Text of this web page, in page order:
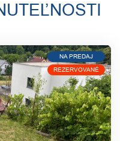
NA PREDAJ
REZERVOVANÉ